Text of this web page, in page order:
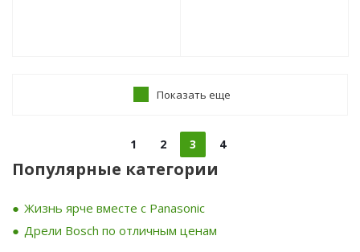
Показать еще
1 2 3 4
Популярные категории
Жизнь ярче вместе с Panasonic
Дрели Bosch по отличным ценам